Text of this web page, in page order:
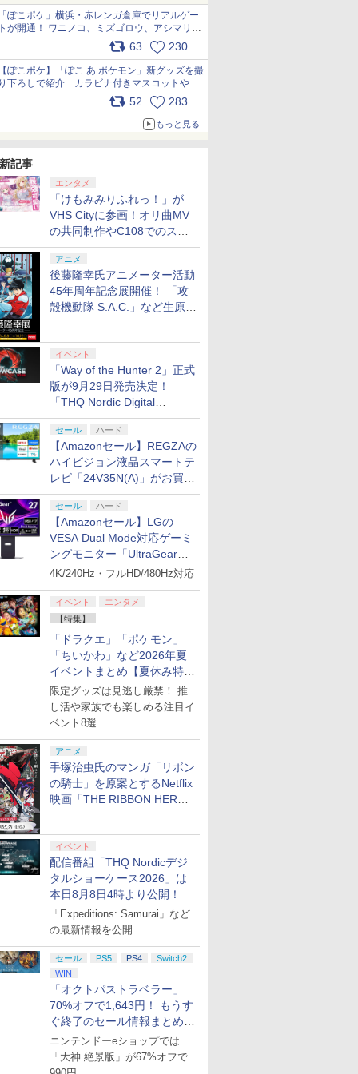
ぽこポケ」横浜・赤レンガ倉庫でリアルゲー
が開通！ ワニノコ、ミズゴロウ、アシマリ登
場シーンをレポート pic.x.com/LDgEByVl6D
63 230
ぽこポケ】「ぽこ あ ポケモン」新グッズを撮
下ろしで紹介 カラビナ付きマスコットやス
52 283
もっと見る
記事
エンタメ
「けもみみりふれっ！」が
VHS Cityに参画！オリ曲MV
の共同制作やC108でのスペ
シャルコラボ広告を掲出
アニメ
後藤隆幸氏アニメーター活動
45年周年記念展開催！ 「攻
殻機動隊 S.A.C.」など生原
イベント
「Way of the Hunter 2」正式
版が9月29日発売決定！
「THQ Nordic Digital
Showcase 2026」まとめ
セール ハード
【Amazonセール】REGZAの
ハイビジョン液晶スマートテ
レビ「24V35N(A)」がお買い
得！
セール ハード
【Amazonセール】LGの
VESA Dual Mode対応ゲーミ
ングモニター「UltraGear
27G850A-B」がお買い得！
4K/240Hz・フルHD/480Hz対応
イベント
エンタメ
【特集】
「ドラクエ」「ポケモン」
「ちいかわ」など2026年夏
イベントまとめ【夏休み特
集】
限定グッズは見逃し厳禁！ 推
し活や家族でも楽しめる注目イ
ベント8選
アニメ
手塚治虫氏のマンガ「リボン
の騎士」を原案とするNetflix
映画「THE RIBBON HERO
イベント
配信番組「THQ Nordicデジ
タルショーケース2026」は
本日8月8日4時より公開！
「Expeditions: Samurai」など
の最新情報を公開
セール PS5 PS4
Switch2
WIN
「オクトパストラベラー」
70%オフで1,643円！ もうす
ぐ終了のセール情報まとめ
【8月8日更新】
ニンテンドーeショップでは
「大神 絶景版」が67%オフで